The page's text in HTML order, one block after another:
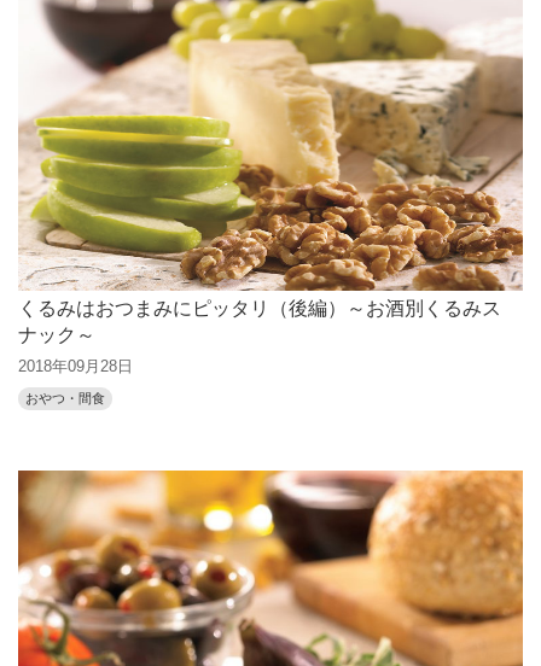
くるみはおつまみにピッタリ（後編）～お酒別くるみス
ナック～
2018年09月28日
おやつ・間食